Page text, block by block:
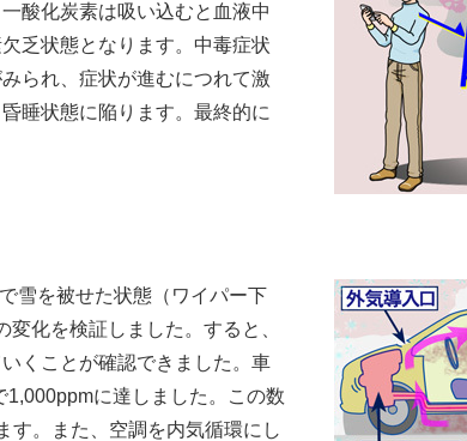
酸化炭素は吸い込むと血液中
乏状態となります。中毒症状
られ、症状が進むにつれて激
睡状態に陥ります。最終的に
雪を被せた状態（ワイパー下
化を検証しました。すると、
くことが確認できました。車
に達しました。この数
す。また、空調を内気循環にし